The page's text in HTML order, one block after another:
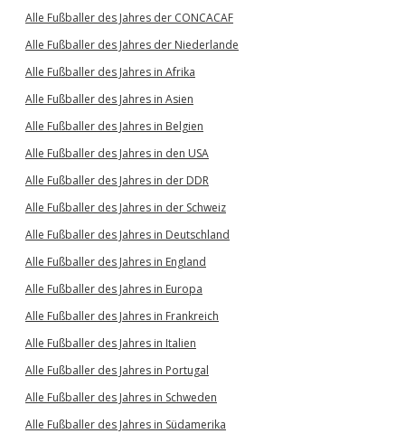
Alle Fußballer des Jahres der CONCACAF
Alle Fußballer des Jahres der Niederlande
Alle Fußballer des Jahres in Afrika
Alle Fußballer des Jahres in Asien
Alle Fußballer des Jahres in Belgien
Alle Fußballer des Jahres in den USA
Alle Fußballer des Jahres in der DDR
Alle Fußballer des Jahres in der Schweiz
Alle Fußballer des Jahres in Deutschland
Alle Fußballer des Jahres in England
Alle Fußballer des Jahres in Europa
Alle Fußballer des Jahres in Frankreich
Alle Fußballer des Jahres in Italien
Alle Fußballer des Jahres in Portugal
Alle Fußballer des Jahres in Schweden
Alle Fußballer des Jahres in Südamerika